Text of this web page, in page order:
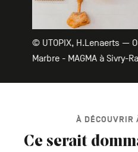
© UTOPIX, H.Lenaerts —
Marbre - MAGMA à Sivry-
À DÉCOUVRIR
Ce serait